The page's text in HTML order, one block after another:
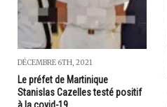
DÉCEMBRE 6TH, 2021
Le préfet de Martinique
Stanislas Cazelles testé positif
à la covid-19